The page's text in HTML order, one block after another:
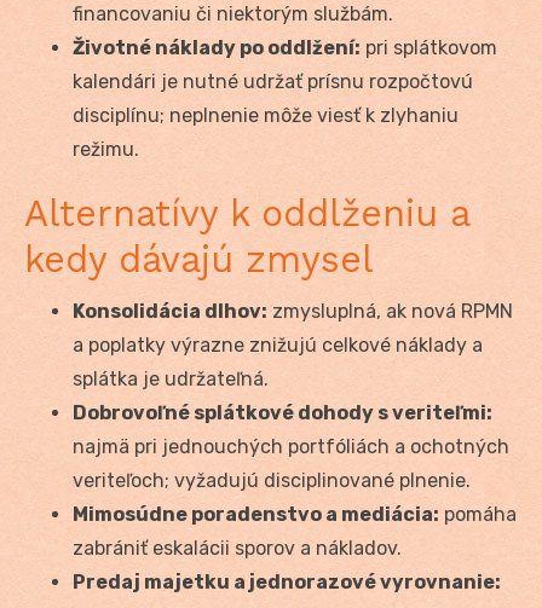
financovaniu či niektorým službám.
Životné náklady po oddlžení: pri splátkovom
kalendári je nutné udržať prísnu rozpočtovú
disciplínu; neplnenie môže viesť k zlyhaniu
režimu.
Alternatívy k oddlženiu a
kedy dávajú zmysel
Konsolidácia dlhov: zmysluplná, ak nová RPMN
a poplatky výrazne znižujú celkové náklady a
splátka je udržateľná.
Dobrovoľné splátkové dohody s veriteľmi:
najmä pri jednouchých portfóliách a ochotných
veriteľoch; vyžadujú disciplinované plnenie.
Mimosúdne poradenstvo a mediácia: pomáha
zabrániť eskalácii sporov a nákladov.
Predaj majetku a jednorazové vyrovnanie: